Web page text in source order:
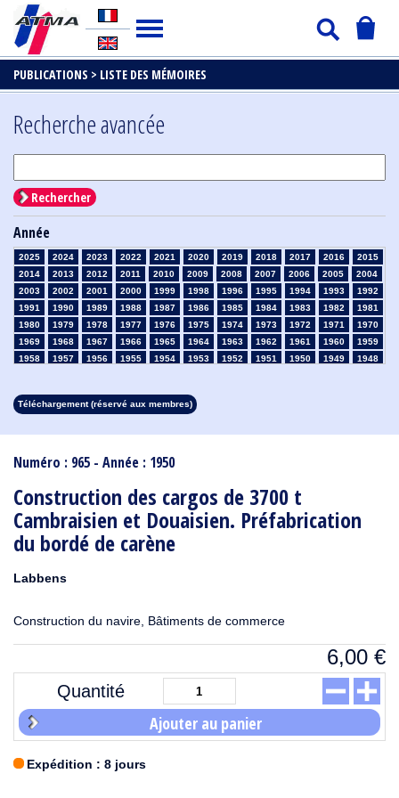
PUBLICATIONS > LISTE DES MÉMOIRES
Numéro : 965 - Année : 1950
Construction des cargos de 3700 t
Cambraisien et Douaisien. Préfabrication
du bordé de carène
Labbens
Construction du navire, Bâtiments de commerce
6,00 €
Quantité
Ajouter au panier
Expédition : 8 jours
Recherche avancée
Rechercher
Année
2025 2024 2023 2022 2021 2020 2019 2018 2017 2016
2015
2014
2013 2012 2011 2010 2009 2008 2007 2006 2005
2004
2003
2002 2001 2000 1999 1998 1996 1995 1994 1993
1992
1991
1990 1989 1988 1987 1986 1985 1984 1983 1982
1981
1980
1979 1978 1977 1976 1975 1974 1973 1972 1971
1970
1969
1968 1967 1966 1965 1964 1963 1962 1961 1960
1959
1958
1957 1956 1955 1954 1953 1952 1951 1950 1949
1948
1913
1912 1911 1910 1909 1908
Téléchargement (réservé aux membres)